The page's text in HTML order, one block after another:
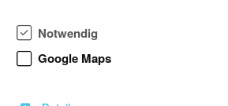
berlin.de
Notwendig
Google Maps